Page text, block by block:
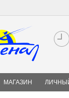
МАГАЗИН